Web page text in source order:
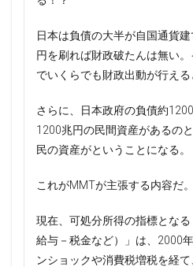
日本は負債の大半が自国通貨
円を刷れば財政破たんは無い
でいくらでも財政出動が行える
さらに、日本政府の負債約
1200兆円の民間資産があるの
民の資産がということになる。
これがMMTが主張する内容だ。
現在、可処分所得の指標とな
給与－税金など）」は、2000
ンショックや消費税増税を経